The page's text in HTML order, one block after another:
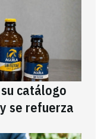
catálogo
se refuerza